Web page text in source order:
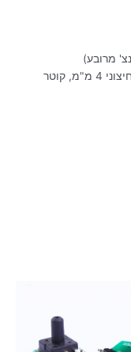
מגיע עם צינורית גומי: אורך 5 ס"מ, קוטר חיצוני 4 מ"מ, קוטר